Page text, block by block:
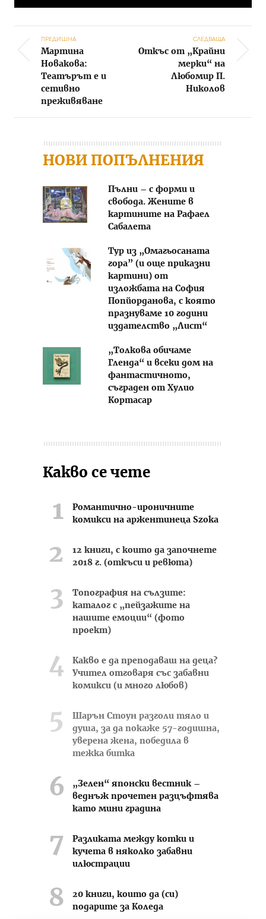
Post navigation
ПРЕДИШНА
Мартина
Новакова:
Театърът е и
сетивно
преживяване
СЛЕДВАЩА
Откъс от „Крайни
мерки“ на
Любомир П.
Николов
НОВИ ПОПЪЛНЕНИЯ
Пълни – с форми и
свобода. Жените в
картините на Рафаел
Сабалета
Тур из „Омагьосаната
гора” (и още приказни
картини) от
изложбата на София
Попйорданова, с която
празнуваме 10 години
издателство „Лист“
„Толкова обичаме
Гленда“ и всеки дом на
фантастичното,
съграден от Хулио
Кортасар
Какво се чете
Романтично-ироничните
комикси на аржентинеца Szoka
12 книги, с които да започнете
2018 г. (откъси и ревюта)
Топография на сълзите:
каталог с „пейзажите на
нашите емоции“ (фото
проект)
Какво е да преподаваш на деца?
Учител отговаря със забавни
комикси (и много любов)
Шарън Стоун разголи тяло и
душа, за да покаже 57-годишна,
уверена жена, победила в
тежка битка
„Зелен“ японски вестник –
веднъж прочетен разцъфтява
като мини градина
Разликата между котки и
кучета в няколко забавни
илюстрации
20 книги, които да (си)
подарите за Коледа